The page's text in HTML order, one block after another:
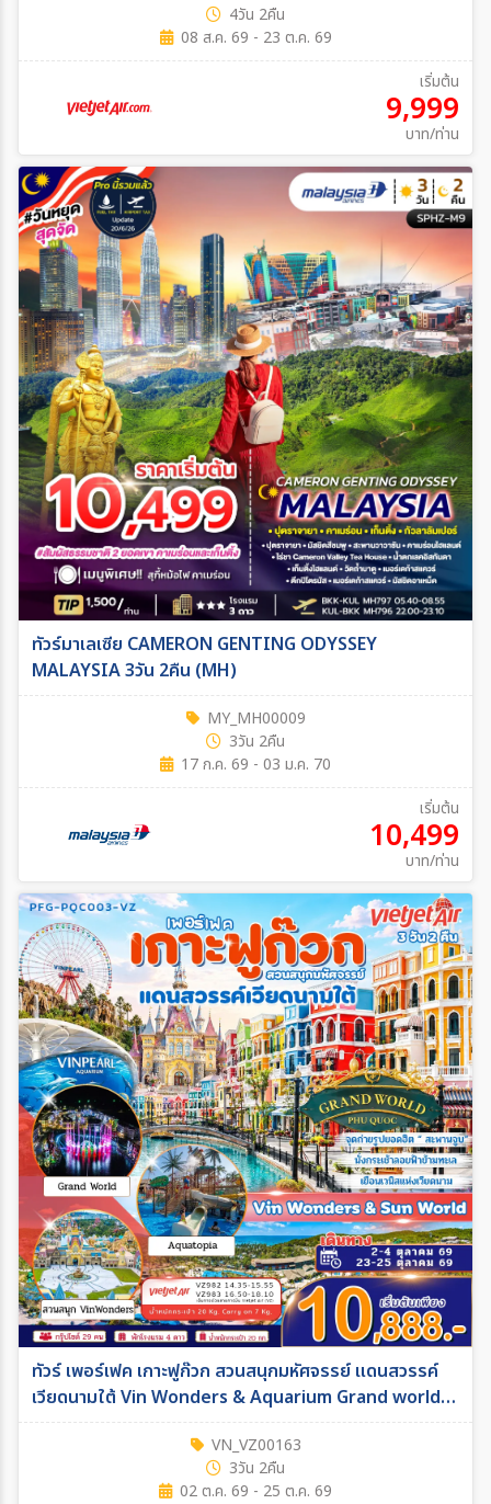
4วัน 2คืน
08 ส.ค. 69 - 23 ต.ค. 69
เริ่มต้น
9,999
บาท/ท่าน
ทัวร์มาเลเซีย CAMERON GENTING ODYSSEY
MALAYSIA 3วัน 2คืน (MH)
MY_MH00009
3วัน 2คืน
17 ก.ค. 69 - 03 ม.ค. 70
เริ่มต้น
10,499
บาท/ท่าน
ทัวร์ เพอร์เฟค เกาะฟูก๊วก สวนสนุกมหัศจรรย์ แดนสวรรค์
เวียดนามใต้ Vin Wonders & Aquarium Grand world
3วัน 2คืน บิน VZ
VN_VZ00163
3วัน 2คืน
02 ต.ค. 69 - 25 ต.ค. 69